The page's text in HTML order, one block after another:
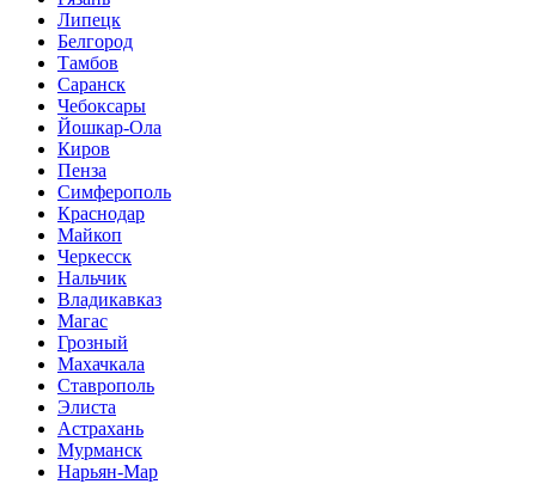
Липецк
Белгород
Тамбов
Саранск
Чебоксары
Йошкар-Ола
Киров
Пенза
Симферополь
Краснодар
Майкоп
Черкесск
Нальчик
Владикавказ
Магас
Грозный
Махачкала
Ставрополь
Элиста
Астрахань
Мурманск
Нарьян-Мар